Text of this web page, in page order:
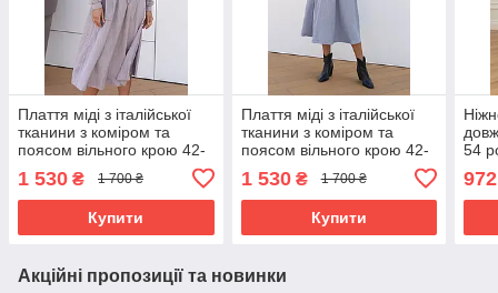
Плаття міді з італійської
тканини з коміром та
поясом вільного крою 42-
52 розміри різні кольори
марсала
1 530 ₴ 1 700 ₴
Купити
Плаття міді з італійської
тканини з коміром та
поясом вільного крою 42-
52 розміри різні кольори
блакитне
1 530₴ 1 700 ₴
Купити
54
972
Акційні пропозиції та новинки